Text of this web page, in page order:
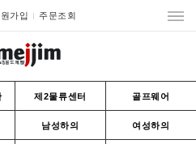
가입 주문조회
제2물류센터 골프웨어
남성하의 여성하의